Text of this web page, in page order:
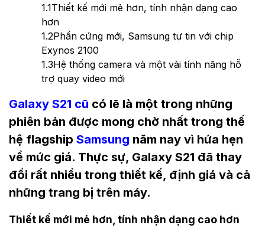
1.1Thiết kế mới mẻ hơn, tính nhận dạng cao
hơn
1.2Phần cứng mới, Samsung tự tin với chip
Exynos 2100
1.3Hệ thống camera và một vài tính năng hỗ
trợ quay video mới
Galaxy S21 cũ có lẽ là một trong những
phiên bản được mong chờ nhất trong thế
hệ flagship Samsung năm nay vì hứa hẹn
về mức giá. Thực sự, Galaxy S21 đã thay
đổi rất nhiều trong thiết kế, định giá và cả
những trang bị trên máy.
Thiết kế mới mẻ hơn, tính nhận dạng cao hơn